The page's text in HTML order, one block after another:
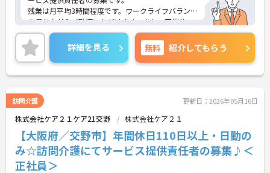
残業は月平均3時間程度です。ワークライフバランス
を保ちながらご勤務いただけます。また、育児休
業・介護休業・看護休暇の取得実績があり、ライフ
ステージが変化しても働ける職場環境です。
ご興味のある方には、面接対策ポイントなど、さら
に詳細をご案内しますのでお気軽にご相談くださ
い！
詳細を見る 無料 紹介してもらう
訪問介護 更新日：2026年05月16日
株式会社ケア２１ケア21交野 株式会社ケア２１
【大阪府／交野市】年間休日110日以上・日勤の
み☆訪問介護にてサービス提供責任者の募集♪＜
正社員＞